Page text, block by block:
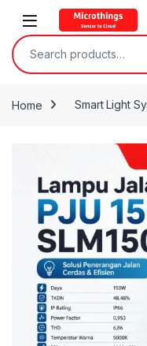
Open
Search for:
Home Smart Light